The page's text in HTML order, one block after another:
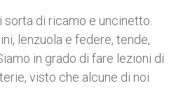
di ricamo e uncinetto.
lenzuola e federe, tende,
in grado di fare lezioni di
visto che alcune di noi